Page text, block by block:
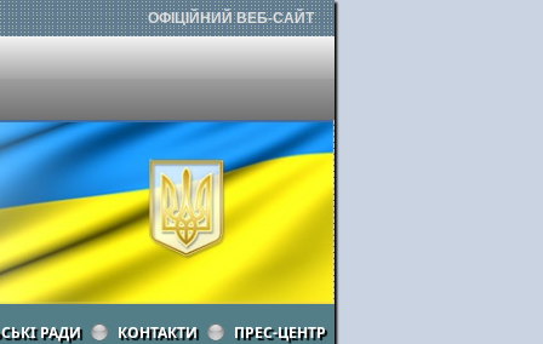
ОФІЦІЙНИЙ ВЕБ-САЙТ
РАДИ КОНТАКТИ ПРЕС-ЦЕНТР